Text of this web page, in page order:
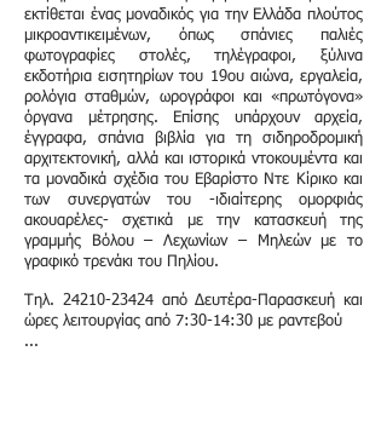
εκτίθεται ένας μοναδικός για την Ελλάδα πλούτος
μικροαντικειμένων, όπως σπάνιες παλιές
φωτογραφίες στολές, τηλέγραφοι, ξύλινα
εκδοτήρια εισητηρίων του 19ου αιώνα, εργαλεία,
ρολόγια σταθμών, ωρογράφοι και «πρωτόγονα»
όργανα μέτρησης. Επίσης υπάρχουν αρχεία,
έγγραφα, σπάνια βιβλία για τη σιδηροδρομική
αρχιτεκτονική, αλλά και ιστορικά ντοκουμέντα και
τα μοναδικά σχέδια του Εβαρίστο Ντε Κίρικο και
των συνεργατών του -ιδιαίτερης ομορφιάς
ακουαρέλες- σχετικά με την κατασκευή της
γραμμής Βόλου – Λεχωνίων – Μηλεών με το
γραφικό τρενάκι του Πηλίου.
Τηλ. 24210-23424από Δευτέρα-Παρασκευή και
ώρες λειτουργίας από 7:30-14:30 με ραντεβού
...